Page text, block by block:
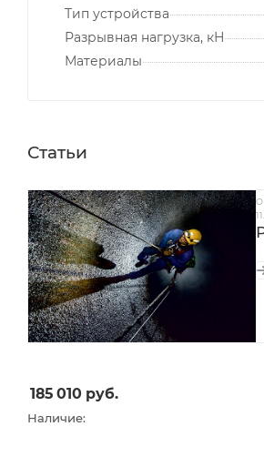
Тип устройства
Разрывная нагрузка, кН
Материалы
Статьи
185 010 руб.
Наличие: